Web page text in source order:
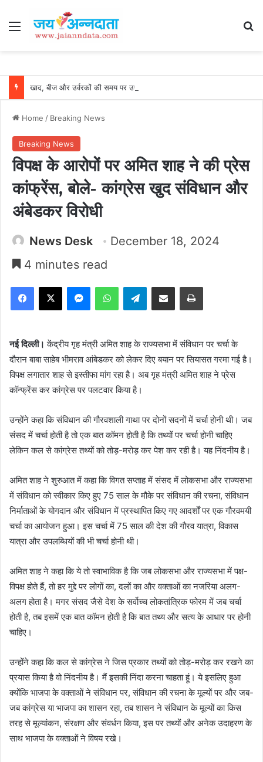
Menu
Home / Breaking News
Breaking News
विपक्ष के आरोपों पर अमित शाह ने की प्रेस
कांफ्रेंस, बोले- कांग्रेस खुद संविधान और
अंबेडकर विरोधी
News Desk
December 18, 2024
4 minutes read
Facebook
X MessengerWhatsAppTelegramShare via Email Print
नई दिल्ली। केंद्रीय गृह मंत्री अमित शाह के राज्यसभा में संविधान पर चर्चा के
दौरान बाबा साहेब भीमराव आंबेडकर को लेकर दिए बयान पर सियासत गरमा गई है।
विपक्ष लगातार शाह से इस्तीफा मांग रहा है। अब गृह मंत्री अमित शाह ने प्रेस
कॉन्फ्रेंस कर कांग्रेस पर पलटवार किया है।
उन्होंने कहा कि संविधान की गौरवशाली गाथा पर दोनों सदनों में चर्चा होनी थी। जब
संसद में चर्चा होती है तो एक बात कॉमन होती है कि तथ्यों पर चर्चा होनी चाहिए
लेकिन कल से कांग्रेस तथ्यों को तोड़-मरोड़ कर पेश कर रही है। यह निंदनीय है।
अमित शाह ने शुरुआत में कहा कि विगत सप्ताह में संसद में लोकसभा और राज्यसभा
में संविधान को स्वीकार किए हुए 75 साल के मौके पर संविधान की रचना, संविधान
निर्माताओं के योगदान और संविधान में प्रस्थापित किए गए आदर्शों पर एक गौरवमयी
चर्चा का आयोजन हुआ। इस चर्चा में 75 साल की देश की गौरव यात्रा, विकास
यात्रा और उपलब्धियों की भी चर्चा होनी थी।
अमित शाह ने कहा कि ये तो स्वाभाविक है कि जब लोकसभा और राज्यसभा में पक्ष-
विपक्ष होते हैं, तो हर मुद्दे पर लोगों का, दलों का और वक्ताओं का नजरिया अलग-
अलग होता है। मगर संसद जैसे देश के सर्वोच्च लोकतांत्रिक फोरम में जब चर्चा
होती है, तब इसमें एक बात कॉमन होती है कि बात तथ्य और सत्य के आधार पर होनी
चाहिए।
उन्होंने कहा कि कल से कांग्रेस ने जिस प्रकार तथ्यों को तोड़-मरोड़ कर रखने का
प्रयास किया है वो निंदनीय है। मैं इसकी निंदा करना चाहता हूं। ये इसलिए हुआ
क्योंकि भाजपा के वक्ताओं ने संविधान पर, संविधान की रचना के मूल्यों पर और जब-
जब कांग्रेस या भाजपा का शासन रहा, तब शासन ने संविधान के मूल्यों का किस
तरह से मूल्यांकन, संरक्षण और संवर्धन किया, इस पर तथ्यों और अनेक उदाहरण के
साथ भाजपा के वक्ताओं ने विषय रखे।